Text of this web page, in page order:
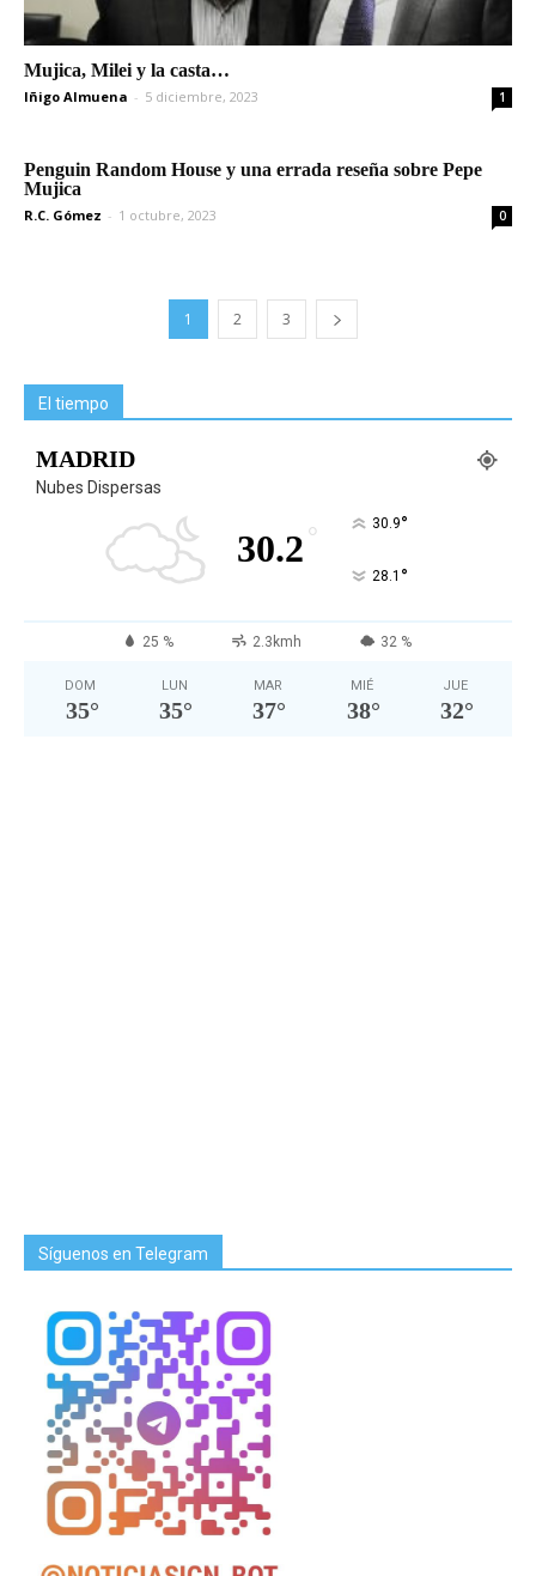
Mujica, Milei y la casta…
Iñigo Almuena - 5 diciembre, 2023 1
Penguin Random House y una errada reseña sobre Pepe
Mujica
R.C. Gómez - 1 octubre, 2023 0
1 2 3
El tiempo
MADRID
Nubes Dispersas
30.2 ° 30.9°
28.1 °
25 % 2.3kmh 32 %
DOM
35°
LUN
35°
MAR
37°
MIÉ
38°
JUE
32°
Síguenos en Telegram